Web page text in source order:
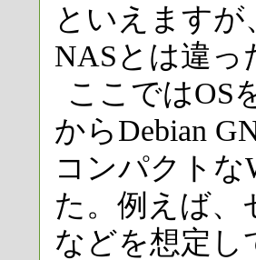
といえます
NASとは違
ここではOS
からDebian
コンパクト
た。例えば、
などを想定し